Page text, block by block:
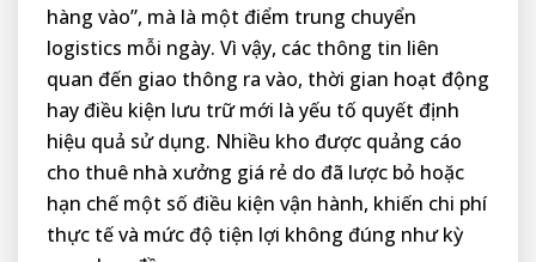
hàng vào”, mà là một điểm trung chuyển
logistics mỗi ngày. Vì vậy, các thông tin liên
quan đến giao thông ra vào, thời gian hoạt động
hay điều kiện lưu trữ mới là yếu tố quyết định
hiệu quả sử dụng. Nhiều kho được quảng cáo
cho thuê nhà xưởng giá rẻ do đã lược bỏ hoặc
hạn chế một số điều kiện vận hành, khiến chi phí
thực tế và mức độ tiện lợi không đúng như kỳ